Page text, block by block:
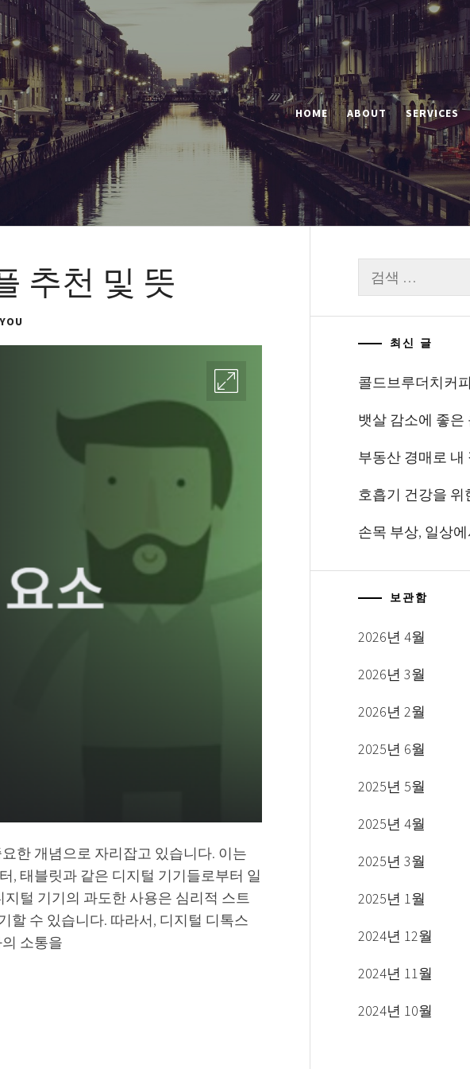
HOME ABOUT SERVICES
추천 및 뜻
한 개념으로 자리잡고 있습니다. 이는
, 태블릿과 같은 디지털 기기들로부터 일
털 기기의 과도한 사용은 심리적 스트
할 수 있습니다. 따라서, 디지털 디톡스
소통을
색:
최신 글
콜드브루더치커
뱃살 감소에 좋은
부동산 경매로 내
호흡기 건강을 위
손목 부상, 일상
보관함
2026년 4월
2026년 3월
2026년 2월
2025년 6월
2025년 5월
2025년 4월
2025년 3월
2025년 1월
2024년 12월
2024년 11월
2024년 10월